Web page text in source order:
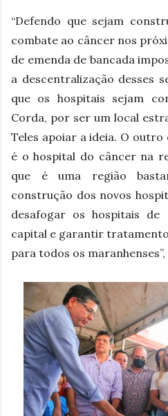
“Defendo que sejam
combate ao câncer nos
de emenda de bancada
a descentralização desses
que os hospitais sejam
Corda, por ser um local
Teles apoiar a ideia. O outro
é o hospital do câncer na
que é uma região
construção dos novos
desafogar os hospitais
capital e garantir
para todos os